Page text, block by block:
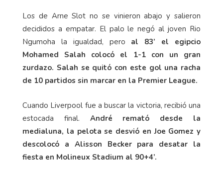
Los de Arne Slot no se vinieron abajo y salieron
decididos a empatar. El palo le negó al joven Rio
Ngumoha la igualdad, pero al 83’ el egipcio
Mohamed Salah colocó el 1-1 con un gran
zurdazo. Salah se quitó con este gol una racha
de 10 partidos sin marcar en la Premier League.
Cuando Liverpool fue a buscar la victoria, recibió una
estocada final. André remató desde la
medialuna, la pelota se desvió en Joe Gomez y
descolocó a Alisson Becker para desatar la
fiesta en Molineux Stadium al 90+4’.